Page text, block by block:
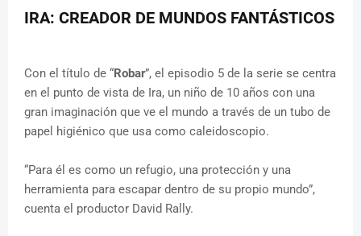
IRA: CREADOR DE MUNDOS FANTÁSTICOS
Con el título de “Robar”, el episodio 5 de la serie se centra
en el punto de vista de Ira, un niño de 10 años con una
gran imaginación que ve el mundo a través de un tubo de
papel higiénico que usa como caleidoscopio.
“Para él es como un refugio, una protección y una
herramienta para escapar dentro de su propio mundo”,
cuenta el productor David Rally.